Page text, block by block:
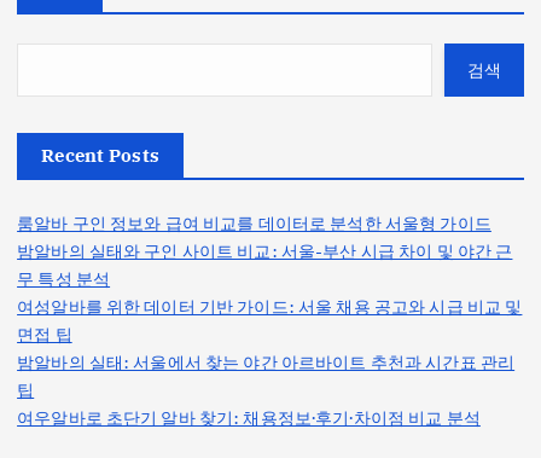
검색
Recent Posts
룸알바 구인 정보와 급여 비교를 데이터로 분석한 서울형 가이드
밤알바의 실태와 구인 사이트 비교: 서울-부산 시급 차이 및 야간 근
무 특성 분석
여성알바를 위한 데이터 기반 가이드: 서울 채용 공고와 시급 비교 및
면접 팁
밤알바의 실태: 서울에서 찾는 야간 아르바이트 추천과 시간표 관리
팁
여우알바로 초단기 알바 찾기: 채용정보·후기·차이점 비교 분석